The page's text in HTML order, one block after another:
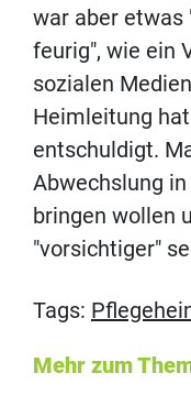
war aber etwas
feurig", wie ein
sozialen
Heimleitung
entschuldigt.
Abwechslung
bringen wollen
"vorsichtiger"
Tags:
Mehr zum